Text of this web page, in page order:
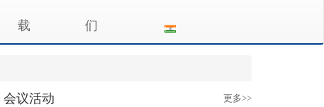
载 们
会议活动 更多>>